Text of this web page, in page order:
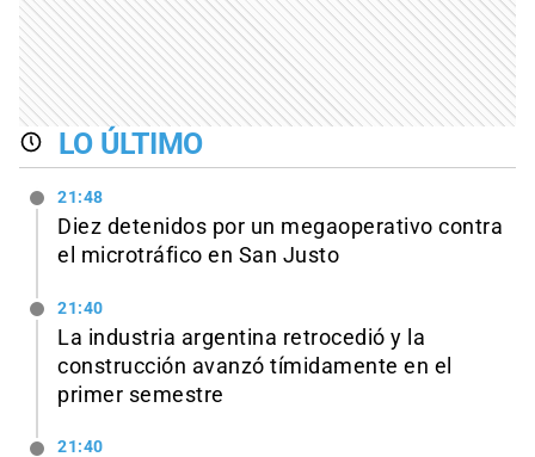
LO ÚLTIMO
21:48
Diez detenidos por un megaoperativo contra
el microtráfico en San Justo
21:40
La industria argentina retrocedió y la
construcción avanzó tímidamente en el
primer semestre
21:40